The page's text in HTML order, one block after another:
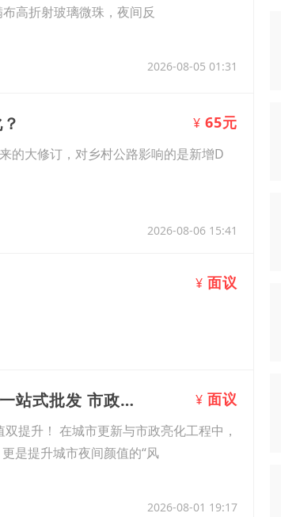
高折射玻璃微珠，夜间反
2026-08-05 01:31
¥ 65元
的大修订，对乡村公路影响的是新增D
2026-08-06 15:41
¥ 面议
13、广东护栏厂 深圳市政亮化工程路灯护栏一站式批发 市政道路桥梁灯光防撞护栏 ¥ 面议
提升！ 在城市更新与市政亮化工程中，
是提升城市夜间颜值的“风
2026-08-01 19:17